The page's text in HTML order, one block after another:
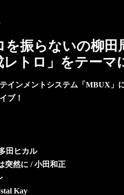
を振らないの柳田
レトロ」をテーマ
インメントシステム「MBUX」
ブ！
田ヒカル
突然に / 小田和正
Kay